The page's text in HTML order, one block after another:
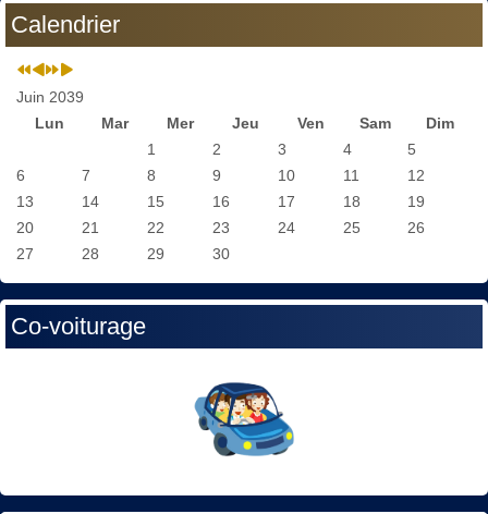
Calendrier
Juin 2039
Lun
Mar Mer Jeu Ven Sam
Dim
1
2 3 4
5
6
7 8 9 10 11
12
13
14 15 16 17 18
19
20
21 22 23 24 25
26
27
28 29 30
Co-voiturage